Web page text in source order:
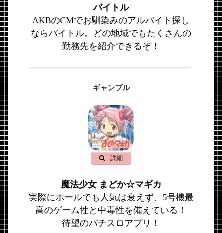
バイトル
AKBのCMでお馴染みのアルバイト探し
ならバイトル。どの地域でもたくさんの
勤務先を紹介できるぞ！
ギャンブル
詳細
魔法少女 まどか☆マギカ
実際にホールでも人気は衰えず、5号機最
高のゲーム性と中毒性を備えている！
待望のパチスロアプリ！